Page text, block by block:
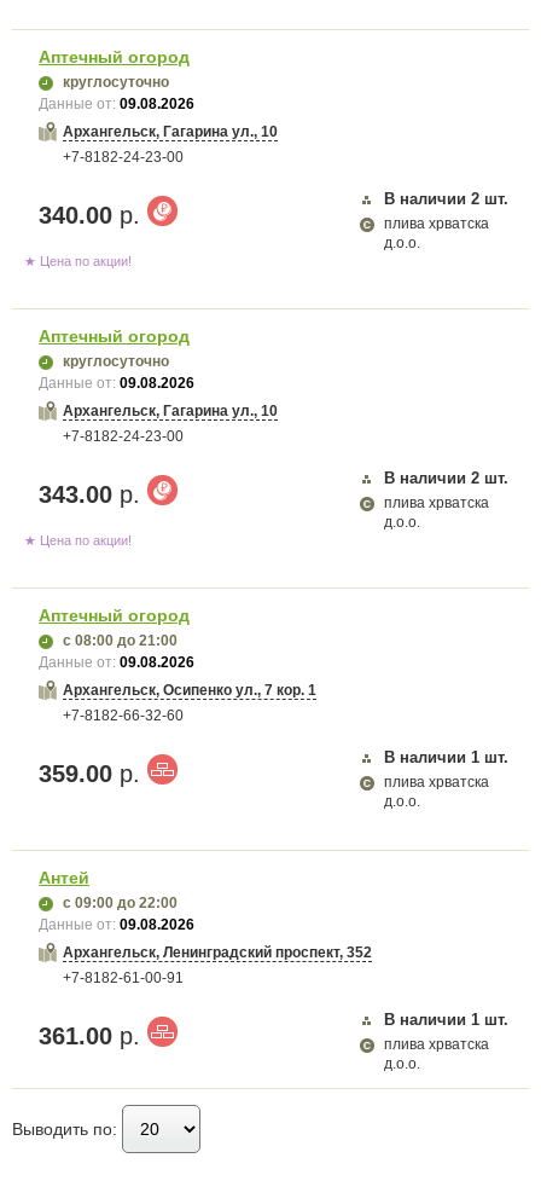
Карта загружается...
Аптечный огород
круглосуточно
Данные от:09.08.2026
Архангельск, Гагарина ул., 10
+7-8182-24-23-00
340.00 р.
В наличии 2 шт.
плива хрватска
д.о.о.
★ Цена по акции!
Аптечный огород
круглосуточно
Данные от:09.08.2026
Архангельск, Гагарина ул., 10
+7-8182-24-23-00
343.00 р.
В наличии 2 шт.
плива хрватска
д.о.о.
★ Цена по акции!
Аптечный огород
с 08:00 до 21:00
Данные от:09.08.2026
Архангельск, Осипенко ул., 7 кор. 1
+7-8182-66-32-60
359.00 р.
В наличии 1 шт.
плива хрватска
д.о.о.
Антей
с 09:00 до 22:00
Данные от:09.08.2026
Архангельск, Ленинградский проспект, 352
+7-8182-61-00-91
361.00 р.
В наличии 1 шт.
плива хрватска
д.о.о.
Выводить по: